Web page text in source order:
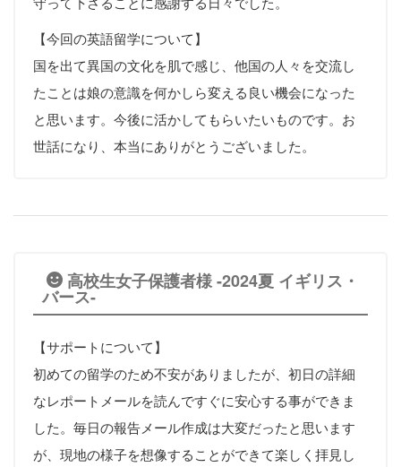
【今回の英語留学について】
国を出て異国の文化を肌で感じ、他国の人々を交流し
たことは娘の意識を何かしら変える良い機会になった
と思います。今後に活かしてもらいたいものです。お
世話になり、本当にありがとうございました。
高校生女子保護者様 -2024夏 イギリス・
バース-
【サポートについて】
初めての留学のため不安がありましたが、初日の詳細
なレポートメールを読んですぐに安心する事ができま
した。毎日の報告メール作成は大変だったと思います
が、現地の様子を想像することができて楽しく拝見し